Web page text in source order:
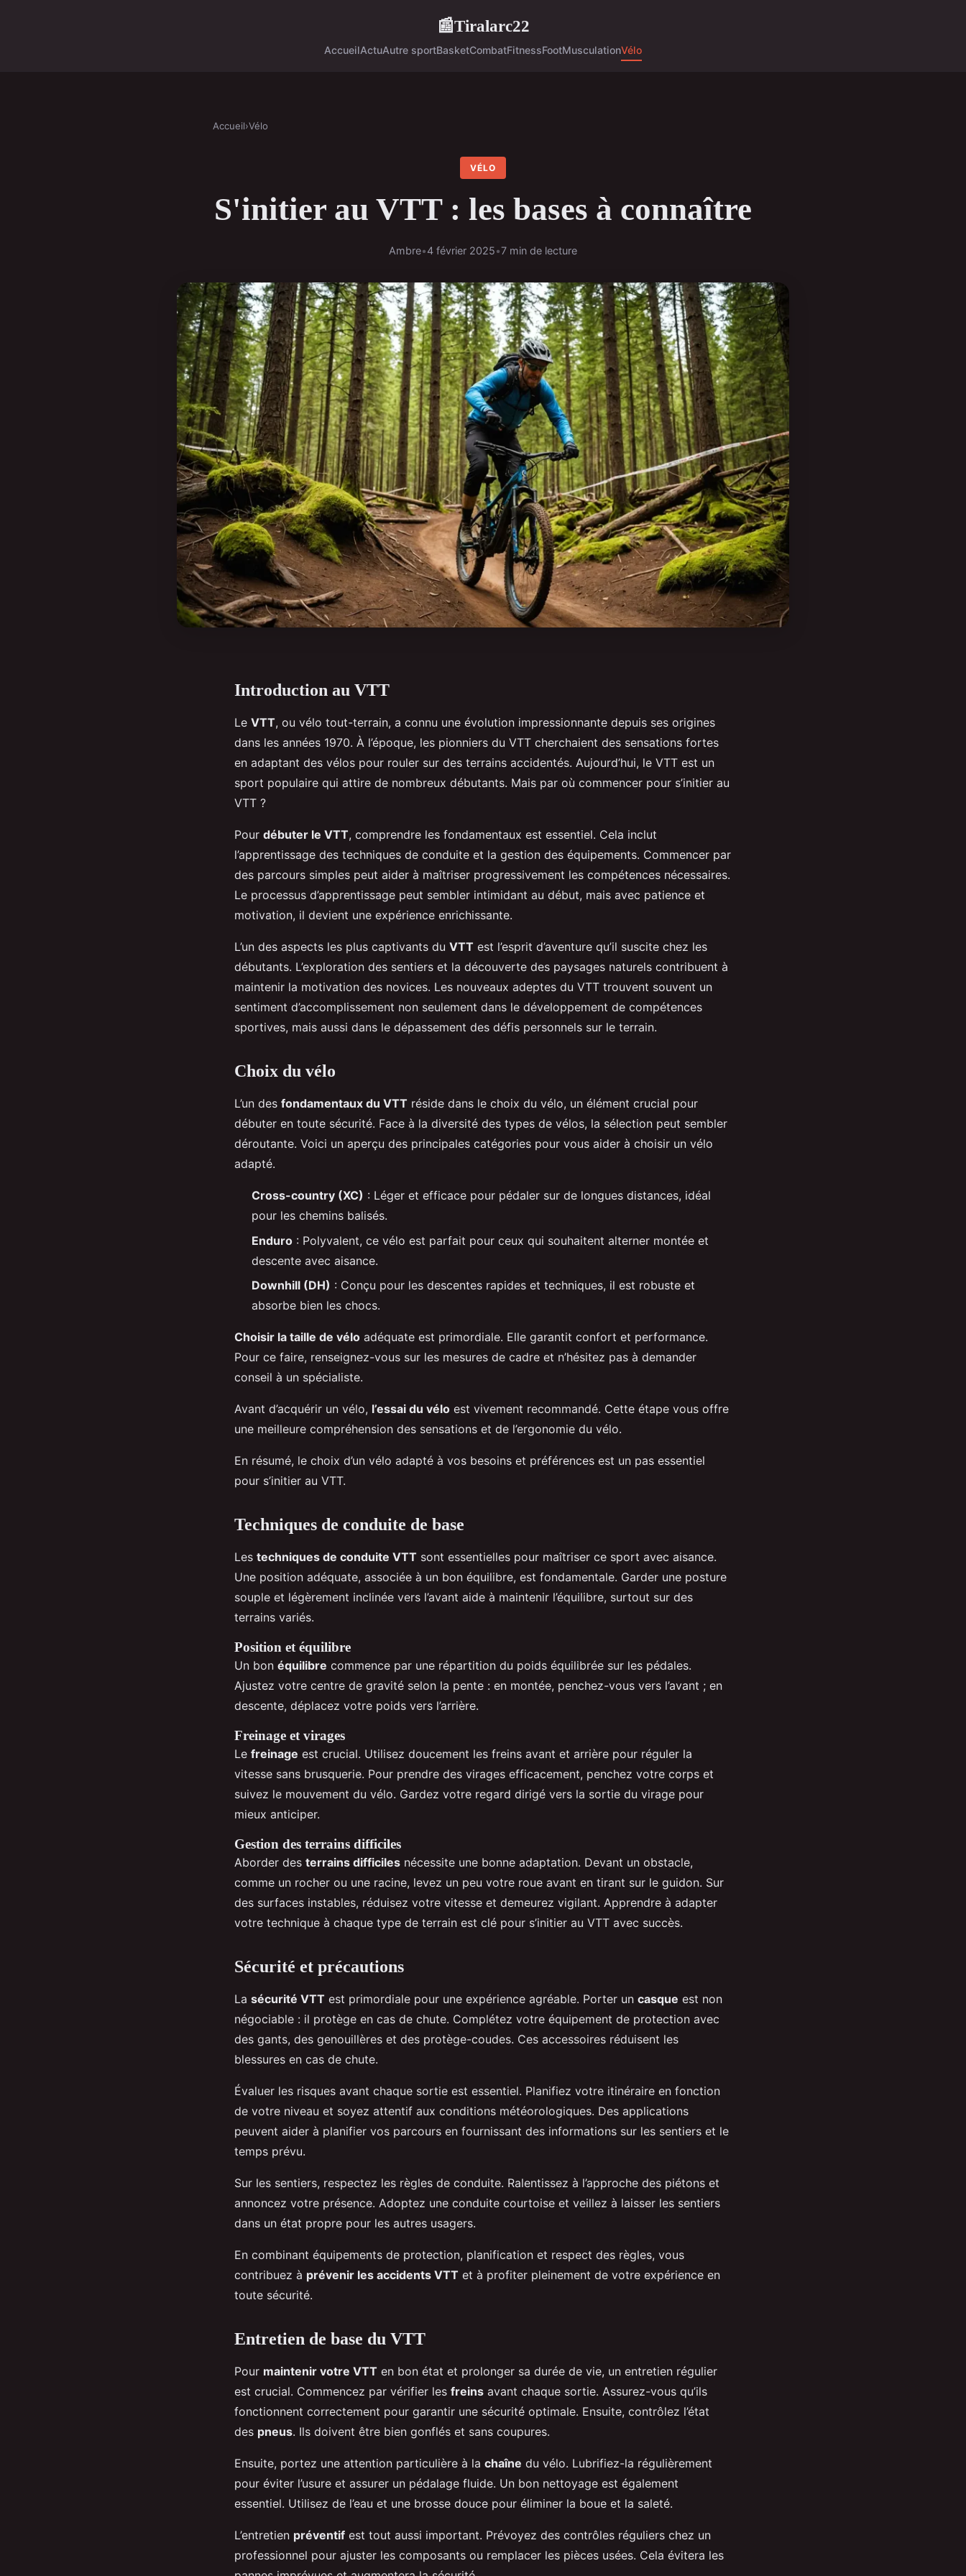
📰Tiralarc22
AccueilActuAutre sportBasketCombatFitnessFootMusculationVélo
Accueil›Vélo
VÉLO
S'initier au VTT : les bases à connaître
Ambre•4 février 2025•7 min de lecture
Introduction au VTT
Le VTT, ou vélo tout-terrain, a connu une évolution impressionnante depuis ses origines
dans les années 1970. À l’époque, les pionniers du VTT cherchaient des sensations fortes
en adaptant des vélos pour rouler sur des terrains accidentés. Aujourd’hui, le VTT est un
sport populaire qui attire de nombreux débutants. Mais par où commencer pour s’initier au
VTT ?
Pour débuter le VTT, comprendre les fondamentaux est essentiel. Cela inclut
l’apprentissage des techniques de conduite et la gestion des équipements. Commencer par
des parcours simples peut aider à maîtriser progressivement les compétences nécessaires.
Le processus d’apprentissage peut sembler intimidant au début, mais avec patience et
motivation, il devient une expérience enrichissante.
L’un des aspects les plus captivants du VTT est l’esprit d’aventure qu’il suscite chez les
débutants. L’exploration des sentiers et la découverte des paysages naturels contribuent à
maintenir la motivation des novices. Les nouveaux adeptes du VTT trouvent souvent un
sentiment d’accomplissement non seulement dans le développement de compétences
sportives, mais aussi dans le dépassement des défis personnels sur le terrain.
Choix du vélo
L’un des fondamentaux du VTT réside dans le choix du vélo, un élément crucial pour
débuter en toute sécurité. Face à la diversité des types de vélos, la sélection peut sembler
déroutante. Voici un aperçu des principales catégories pour vous aider à choisir un vélo
adapté.
Cross-country (XC) : Léger et efficace pour pédaler sur de longues distances, idéal
pour les chemins balisés.
Enduro : Polyvalent, ce vélo est parfait pour ceux qui souhaitent alterner montée et
descente avec aisance.
Downhill (DH) : Conçu pour les descentes rapides et techniques, il est robuste et
absorbe bien les chocs.
Choisir la taille de vélo adéquate est primordiale. Elle garantit confort et performance.
Pour ce faire, renseignez-vous sur les mesures de cadre et n’hésitez pas à demander
conseil à un spécialiste.
Avant d’acquérir un vélo, l’essai du vélo est vivement recommandé. Cette étape vous offre
une meilleure compréhension des sensations et de l’ergonomie du vélo.
En résumé, le choix d’un vélo adapté à vos besoins et préférences est un pas essentiel
pour s’initier au VTT.
Techniques de conduite de base
Les techniques de conduite VTT sont essentielles pour maîtriser ce sport avec aisance.
Une position adéquate, associée à un bon équilibre, est fondamentale. Garder une posture
souple et légèrement inclinée vers l’avant aide à maintenir l’équilibre, surtout sur des
terrains variés.
Position et équilibre
Un bon équilibre commence par une répartition du poids équilibrée sur les pédales.
Ajustez votre centre de gravité selon la pente : en montée, penchez-vous vers l’avant ; en
descente, déplacez votre poids vers l’arrière.
Freinage et virages
Le freinage est crucial. Utilisez doucement les freins avant et arrière pour réguler la
vitesse sans brusquerie. Pour prendre des virages efficacement, penchez votre corps et
suivez le mouvement du vélo. Gardez votre regard dirigé vers la sortie du virage pour
mieux anticiper.
Gestion des terrains difficiles
Aborder des terrains difficiles nécessite une bonne adaptation. Devant un obstacle,
comme un rocher ou une racine, levez un peu votre roue avant en tirant sur le guidon. Sur
des surfaces instables, réduisez votre vitesse et demeurez vigilant. Apprendre à adapter
votre technique à chaque type de terrain est clé pour s’initier au VTT avec succès.
Sécurité et précautions
La sécurité VTT est primordiale pour une expérience agréable. Porter un casque est non
négociable : il protège en cas de chute. Complétez votre équipement de protection avec
des gants, des genouillères et des protège-coudes. Ces accessoires réduisent les
blessures en cas de chute.
Évaluer les risques avant chaque sortie est essentiel. Planifiez votre itinéraire en fonction
de votre niveau et soyez attentif aux conditions météorologiques. Des applications
peuvent aider à planifier vos parcours en fournissant des informations sur les sentiers et le
temps prévu.
Sur les sentiers, respectez les règles de conduite. Ralentissez à l’approche des piétons et
annoncez votre présence. Adoptez une conduite courtoise et veillez à laisser les sentiers
dans un état propre pour les autres usagers.
En combinant équipements de protection, planification et respect des règles, vous
contribuez à prévenir les accidents VTT et à profiter pleinement de votre expérience en
toute sécurité.
Entretien de base du VTT
Pour maintenir votre VTT en bon état et prolonger sa durée de vie, un entretien régulier
est crucial. Commencez par vérifier les freins avant chaque sortie. Assurez-vous qu’ils
fonctionnent correctement pour garantir une sécurité optimale. Ensuite, contrôlez l’état
des pneus. Ils doivent être bien gonflés et sans coupures.
Ensuite, portez une attention particulière à la chaîne du vélo. Lubrifiez-la régulièrement
pour éviter l’usure et assurer un pédalage fluide. Un bon nettoyage est également
essentiel. Utilisez de l’eau et une brosse douce pour éliminer la boue et la saleté.
L’entretien préventif est tout aussi important. Prévoyez des contrôles réguliers chez un
professionnel pour ajuster les composants ou remplacer les pièces usées. Cela évitera les